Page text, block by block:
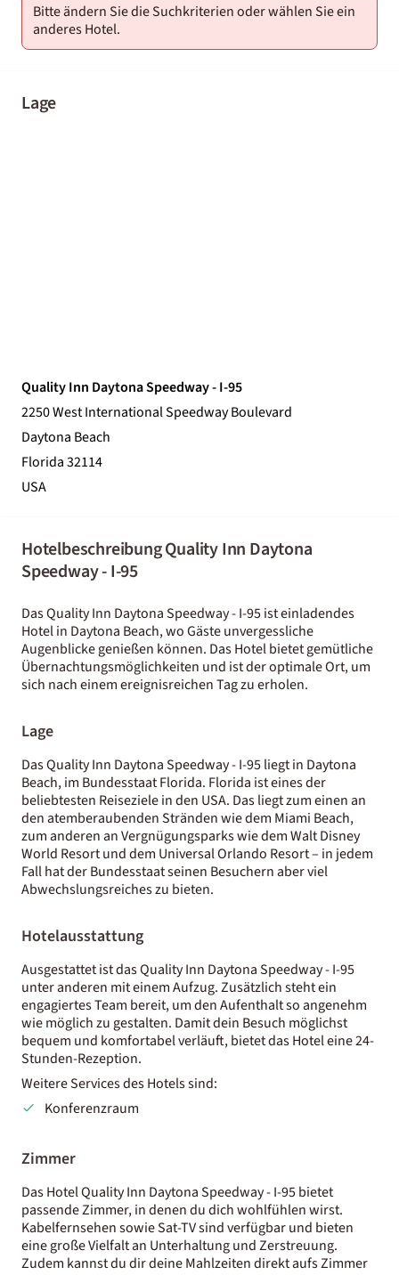
Bitte ändern Sie die Suchkriterien oder wählen Sie ein
anderes Hotel.
Lage
Quality Inn Daytona Speedway - I-95
2250 West International Speedway Boulevard
Daytona Beach
Florida 32114
USA
Hotelbeschreibung Quality Inn Daytona
Speedway - I-95
Das Quality Inn Daytona Speedway - I-95 ist einladendes
Hotel in Daytona Beach, wo Gäste unvergessliche
Augenblicke genießen können. Das Hotel bietet gemütliche
Übernachtungsmöglichkeiten und ist der optimale Ort, um
sich nach einem ereignisreichen Tag zu erholen.
Lage
Das Quality Inn Daytona Speedway - I-95 liegt in Daytona
Beach, im Bundesstaat Florida. Florida ist eines der
beliebtesten Reiseziele in den USA. Das liegt zum einen an
den atemberaubenden Stränden wie dem Miami Beach,
zum anderen an Vergnügungsparks wie dem Walt Disney
World Resort und dem Universal Orlando Resort – in jedem
Fall hat der Bundesstaat seinen Besuchern aber viel
Abwechslungsreiches zu bieten.
Hotelausstattung
Ausgestattet ist das Quality Inn Daytona Speedway - I-95
unter anderen mit einem Aufzug. Zusätzlich steht ein
engagiertes Team bereit, um den Aufenthalt so angenehm
wie möglich zu gestalten. Damit dein Besuch möglichst
bequem und komfortabel verläuft, bietet das Hotel eine 24-
Stunden-Rezeption.
Weitere Services des Hotels sind:
Konferenzraum
Zimmer
Das Hotel Quality Inn Daytona Speedway - I-95 bietet
passende Zimmer, in denen du dich wohlfühlen wirst.
Kabelfernsehen sowie Sat-TV sind verfügbar und bieten
eine große Vielfalt an Unterhaltung und Zerstreuung.
Zudem kannst du dir deine Mahlzeiten direkt aufs Zimmer